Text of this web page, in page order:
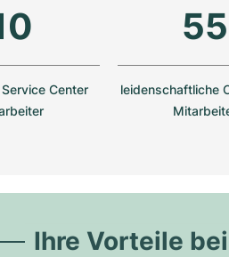
Center
55
leidenschaftliche
Ihre Vorteile bei